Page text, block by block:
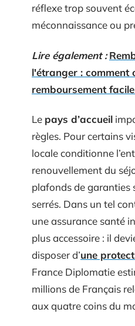
réflexe trop souvent
méconnaissance ou
Lire également :
l'étranger : comment
remboursement
Le pays d’accueil
règles. Pour certains
locale conditionne
renouvellement du
plafonds de garanties
serrés. Dans un tel
une assurance santé
plus accessoire : il
disposer d’une
France Diplomatie
millions de Français
aux quatre coins du